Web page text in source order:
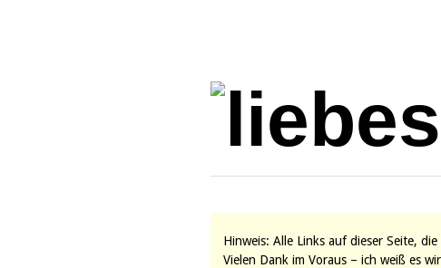
Hinweis: Alle Links auf dieser Seite,
Vielen Dank im Voraus – ich weiß es